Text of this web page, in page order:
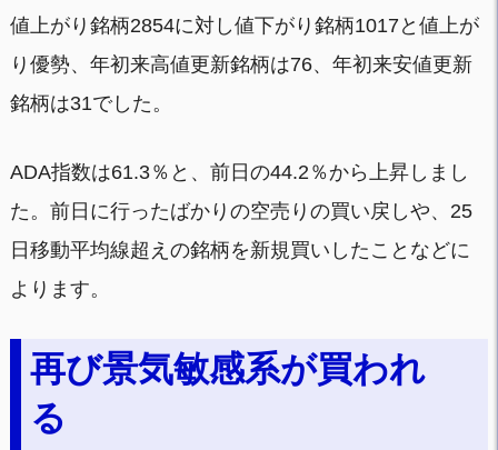
値上がり銘柄2854に対し値下がり銘柄1017と値上が
り優勢、年初来高値更新銘柄は76、年初来安値更新
銘柄は31でした。
ADA指数は61.3％と、前日の44.2％から上昇しまし
た。前日に行ったばかりの空売りの買い戻しや、25
日移動平均線超えの銘柄を新規買いしたことなどに
よります。
再び景気敏感系が買われ
る